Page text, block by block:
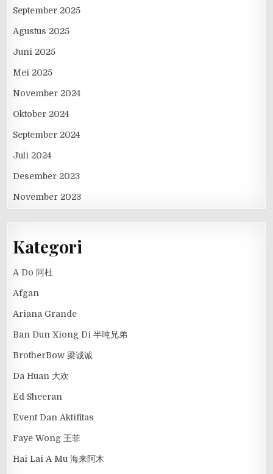
September 2025
Agustus 2025
Juni 2025
Mei 2025
November 2024
Oktober 2024
September 2024
Juli 2024
Desember 2023
November 2023
Kategori
A Do 阿杜
Afgan
Ariana Grande
Ban Dun Xiong Di 半吨兄弟
BrotherBow 梁诚诚
Da Huan 大欢
Ed Sheeran
Event Dan Aktifitas
Faye Wong 王菲
Hai Lai A Mu 海来阿木